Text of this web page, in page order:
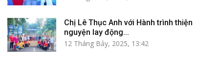
Chị Lê Thục Anh với Hành trình thiện
nguyện lay động...
12 Tháng Bảy, 2025, 13:42